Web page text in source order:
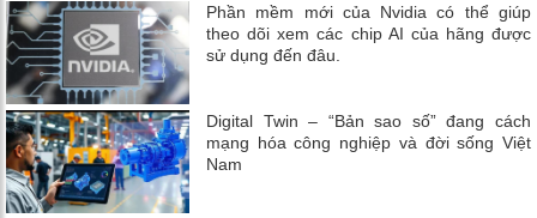
Phần mềm mới của Nvidia có thể giúp
theo dõi xem các chip AI của hãng được
sử dụng đến đâu.
Digital Twin – “Bản sao số” đang cách
mạng hóa công nghiệp và đời sống Việt
Nam